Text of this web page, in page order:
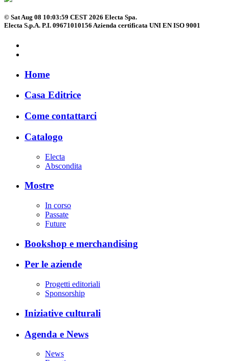
© Sat Aug 08 10:03:59 CEST 2026 Electa Spa.
Electa S.p.A. P.I. 09671010156 Azienda certificata UNI EN ISO 9001
Home
Casa Editrice
Come contattarci
Catalogo
Electa
Abscondita
Mostre
In corso
Passate
Future
Bookshop e merchandising
Per le aziende
Progetti editoriali
Sponsorship
Iniziative culturali
Agenda e News
News